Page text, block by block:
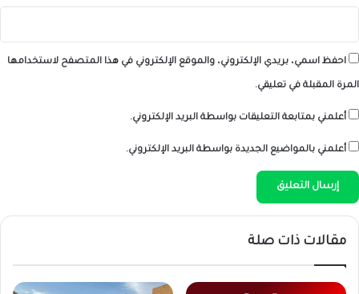
احفظ اسمي، بريدي الإلكتروني، والموقع الإلكتروني في هذا المتصفح لاستخدامها
المرة المقبلة في تعليقي.
أعلمني بمتابعة التعليقات بواسطة البريد الإلكتروني.
أعلمني بالمواضيع الجديدة بواسطة البريد الإلكتروني.
مقالات ذات صلة